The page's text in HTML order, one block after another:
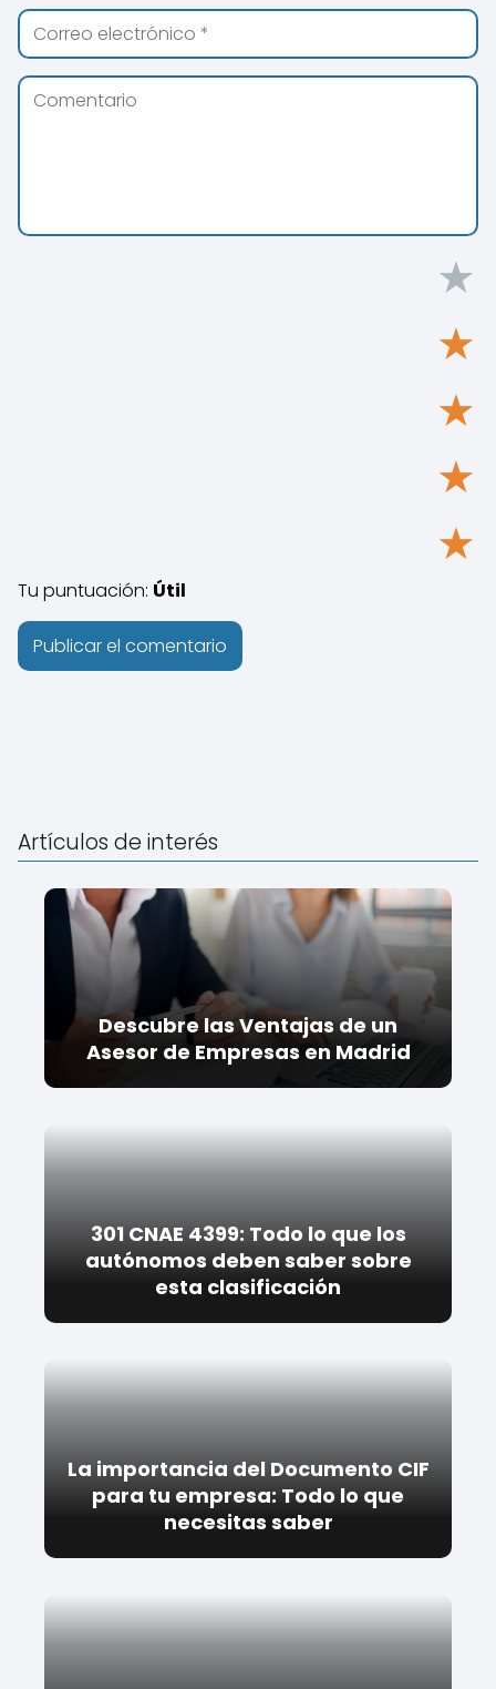
★
★
★
★
★
Tu puntuación: Útil
Artículos de interés
Descubre las Ventajas de un
Asesor de Empresas en Madrid
301 CNAE 4399: Todo lo que los
autónomos deben saber sobre
esta clasificación
La importancia del Documento CIF
para tu empresa: Todo lo que
necesitas saber